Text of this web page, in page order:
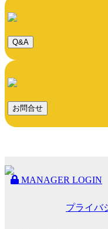
Q&A
お問合せ
MANAGER LOGIN
プライバ